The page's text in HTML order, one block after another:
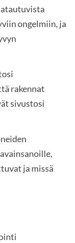
ongelmiin, ja
rakennat
sivustosi
ja missä